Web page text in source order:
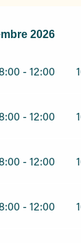
au30 novembre
2026
- 12:00
- 12:00
- 12:00
- 12:00